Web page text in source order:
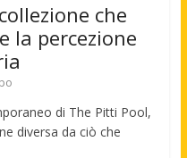
che
la percezione
di The Pitti Pool,
diversa da ciò che